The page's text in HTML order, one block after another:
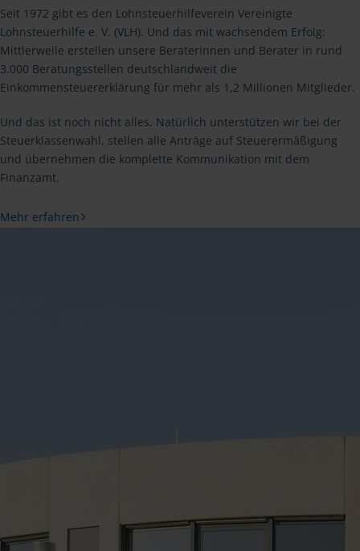
Seit 1972 gibt es den Lohnsteuerhilfeverein Vereinigte
Lohnsteuerhilfe e. V. (VLH). Und das mit wachsendem Erfolg:
Mittlerweile erstellen unsere Beraterinnen und Berater in rund
3.000 Beratungsstellen deutschlandweit die
Einkommensteuererklärung für mehr als 1,2 Millionen Mitglieder.
Und das ist noch nicht alles. Natürlich unterstützen wir bei der
Steuerklassenwahl, stellen alle Anträge auf Steuerermäßigung
und übernehmen die komplette Kommunikation mit dem
Finanzamt.
Mehr erfahren